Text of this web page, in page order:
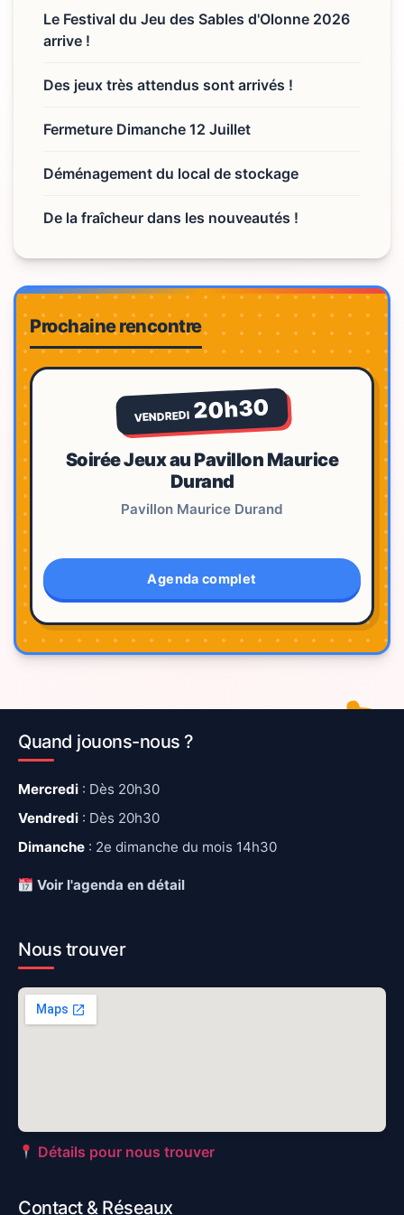
Le Festival du Jeu des Sables d'Olonne 2026
arrive !
Des jeux très attendus sont arrivés !
Fermeture Dimanche 12 Juillet
Déménagement du local de stockage
De la fraîcheur dans les nouveautés !
Prochaine rencontre
VENDREDI 20h30
Soirée Jeux au Pavillon Maurice
Durand
Pavillon Maurice Durand
Agenda complet
Quand jouons-nous ?
Mercredi : Dès 20h30
Vendredi : Dès 20h30
Dimanche : 2e dimanche du mois 14h30
Voir l'agenda en détail
Nous trouver
Détails pour nous trouver
Contact & Réseaux